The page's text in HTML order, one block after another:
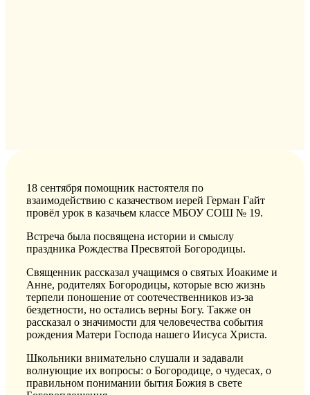
18 сентября помощник настоятеля по
взаимодействию с казачеством иерей Герман Гайт
провёл урок в казачьем классе МБОУ СОШ № 19.
Встреча была посвящена истории и смыслу
праздника Рождества Пресвятой Богородицы.
Священник рассказал учащимся о святых Иоакиме и
Анне, родителях Богородицы, которые всю жизнь
терпели поношение от соотечественников из-за
бездетности, но остались верны Богу. Также он
рассказал о значимости для человечества события
рождения Матери Господа нашего Иисуса Христа.
Школьники внимательно слушали и задавали
волнующие их вопросы: о Богородице, о чудесах, о
правильном понимании бытия Божия в свете